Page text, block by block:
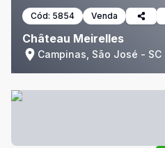
Cód: 5854 Venda
Château Meirelles
Campinas, São José - SC